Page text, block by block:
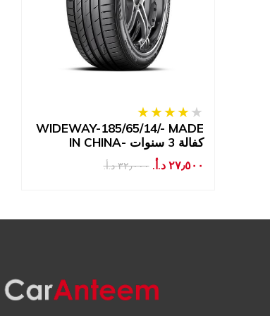
WIDEWAY-185/65/14/- MADE
IN CHINA- كفالة 3 سنوات
٣٢٫٠٠٠ د.أ.‏ ٢٧٫٥٠٠ د.أ.‏